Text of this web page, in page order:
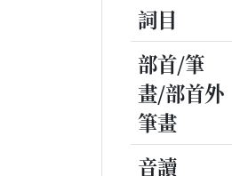
詞目
部首/筆
畫/部首外
筆畫
音讀